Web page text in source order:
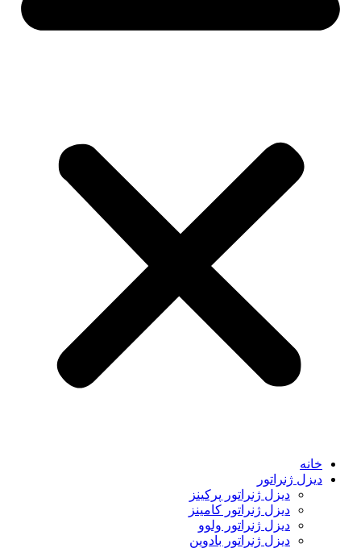
خانه
دیزل ژنراتور
دیزل ژنراتور پرکینز
دیزل ژنراتور کامینز
دیزل ژنراتور ولوو
دیزل ژنراتور بادوین